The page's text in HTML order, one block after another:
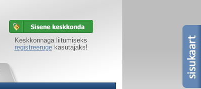
Keskkonnaga liitumiseks
registreerugekasutajaks!